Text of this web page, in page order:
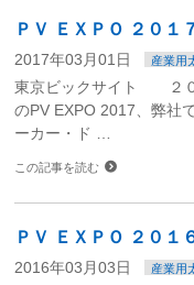
ＰＶ ＥＸＰＯ ２０１
2017年03月01日 産業用
東京ビックサイト ２０
のPV EXPO 2017、弊社
ーカー・ド …
この記事を読む
ＰＶ ＥＸＰＯ ２０１
2016年03月03日 産業用